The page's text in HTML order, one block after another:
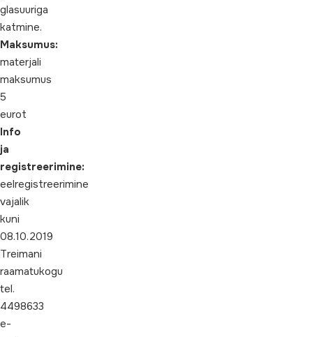
glasuuriga
katmine.
Maksumus:
materjali
maksumus
5
eurot
Info
ja
registreerimine:
eelregistreerimine
vajalik
kuni
08.10.2019
Treimani
raamatukogu
tel.
4498633
e-